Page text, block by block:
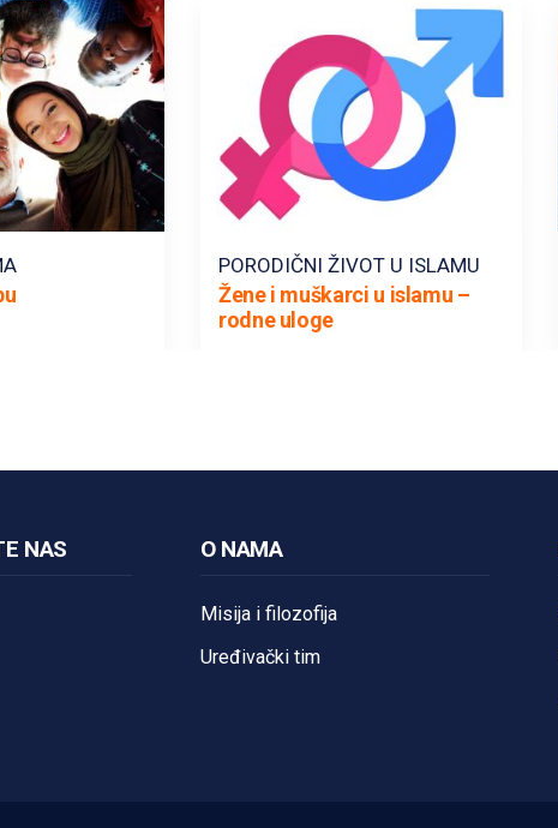
PORODIČNI ŽIVOT U ISLAMU
Žene i muškarci u islamu –
rodne uloge
NAS O NAMA
Misija i filozofija
Uređivački tim